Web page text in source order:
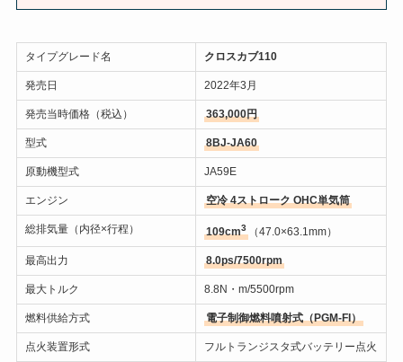
タイプグレード名 クロスカブ110
発売日 2022年3月
発売当時価格（税込） 363,000円
型式 8BJ-JA60
原動機型式 JA59E
エンジン 空冷 4ストローク OHC単気筒
総排気量（内径×行程） 109cm3（47.0×63.1mm）
最高出力 8.0ps/7500rpm
最大トルク 8.8N・m/5500rpm
燃料供給方式 電子制御燃料噴射式（PGM-FI）
点火装置形式 フルトランジスタ式バッテリー点火